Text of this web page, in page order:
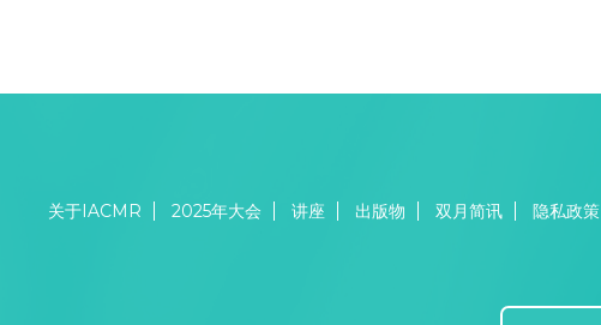
关于IACMR 2025年大会 讲座 出版物 双月简讯 隐私政策